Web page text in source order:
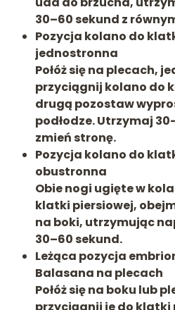
30–60 sekund z
Pozycja kolano do
jednostronna
Połóż się na plecach,
przyciągnij kolano do
drugą pozostaw
podłodze. Utrzymaj
zmień stronę.
Pozycja kolano do
obustronna
Obie nogi ugięte w
klatki piersiowej,
na boki, utrzymując
30–60 sekund.
Leżąca pozycja
Balasana na plecach
Połóż się na boku lub